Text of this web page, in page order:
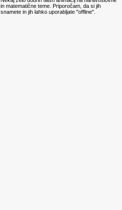
in matematične teme. Priporočam, da si jih
snamete in jih lahko uporabljate "offline".